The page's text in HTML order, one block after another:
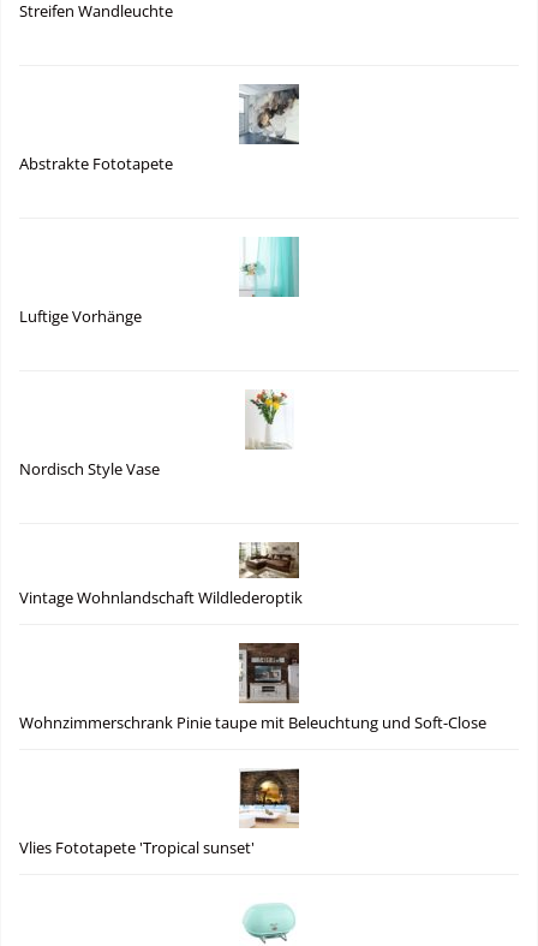
Streifen Wandleuchte
Abstrakte Fototapete
Luftige Vorhänge
Nordisch Style Vase
Vintage Wohnlandschaft Wildlederoptik
Wohnzimmerschrank Pinie taupe mit Beleuchtung und Soft-Close
Vlies Fototapete 'Tropical sunset'